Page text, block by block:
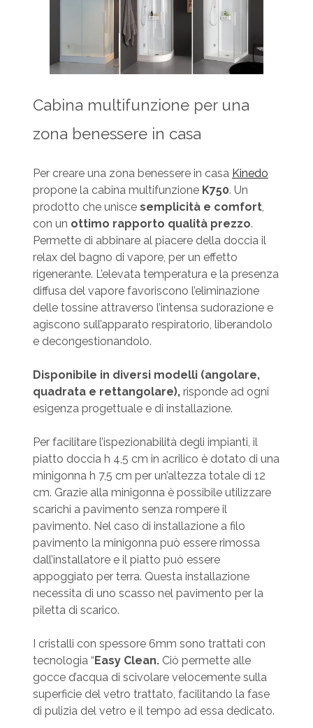
Cabina multifunzione per una
zona benessere in casa
Per creare una zona benessere in casa Kinedo
propone la cabina multifunzioneK750. Un
prodotto che unisce semplicità e comfort,
con un ottimo rapporto qualità prezzo.
Permette di abbinare al piacere della doccia il
relax del bagno di vapore, per un effetto
rigenerante. L’elevata temperatura e la presenza
diffusa del vapore favoriscono l’eliminazione
delle tossine attraverso l’intensa sudorazione e
agiscono sull’apparato respiratorio, liberandolo
e decongestionandolo.
Disponibile in diversi modelli (angolare,
quadrata e rettangolare),risponde ad ogni
esigenza progettuale e di installazione.
Per facilitare l’ispezionabilità degli impianti, il
piatto doccia h 4,5 cm in acrilico è dotato di una
minigonna h 7,5 cm per un’altezza totale di 12
cm. Grazie alla minigonna è possibile utilizzare
scarichi a pavimento senza rompere il
pavimento. Nel caso di installazione a filo
pavimento la minigonna può essere rimossa
dall’installatore e il piatto può essere
appoggiato per terra. Questa installazione
necessita di uno scasso nel pavimento per la
piletta di scarico.
I cristalli con spessore 6mm sono trattati con
tecnologia “Easy Clean. Ciò permette alle
gocce d’acqua di scivolare velocemente sulla
superficie del vetro trattato, facilitando la fase
di pulizia del vetro e il tempo ad essa dedicato.